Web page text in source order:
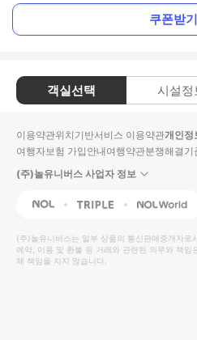
쿠폰받기
객실선택 시설정
이용약관위치기반서비스 이용약관개인정
여행자보험 가입안내여행약관분쟁해결기
(주)놀유니버스 사업자 정보
NOL Triple Interpark
(주)놀유니버스는 일부 상품의 통신판매중개자로
예약, 이용 및 환불 등 거래와 관련된 의무와 책임
체 책임을 지지 않습니다.